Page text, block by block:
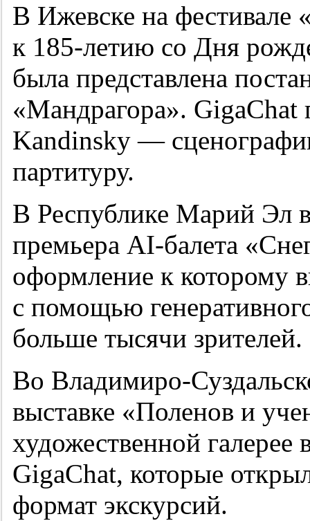
В Ижевске на фестивале
к 185-летию со Дня
была представлена
«Мандрагора». GigaChat
Kandinsky —
партитуру.
В Республике Марий Эл
премьера AI-балета
оформление к которому
с помощью
больше тысячи зрителей.
Во Владимиро-
выставке «Поленов и
художественной
GigaChat, которые
формат экскурсий.